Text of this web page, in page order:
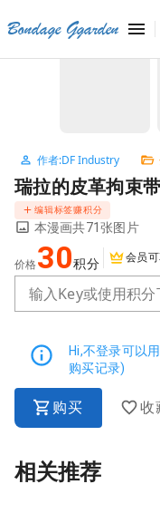
问题请联系客服。
Bondage Ggarden
首页 / DF / 瑞拉
作者:DF Industry
瑞拉的皮革拘束
编辑标签赚积分
本漫画共71张图片
价格 30积分 会员
输入Key或使用积分
Hi,不登录可以
购买记录)
购买 收
相关推荐